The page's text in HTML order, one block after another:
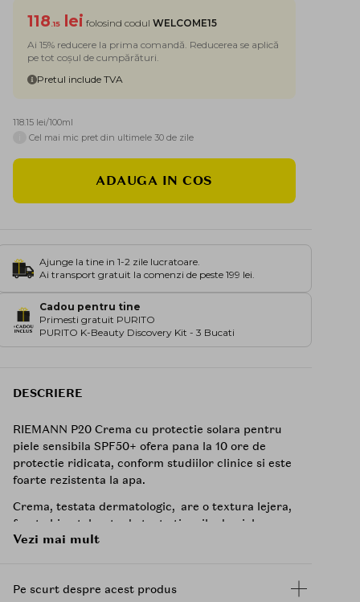
118 .15 lei folosind codul WELCOME15
Ai 15% reducere la prima comandă. Reducerea se aplică
pe tot coșul de cumpărături.
Pretul include TVA
118.15 lei/100ml
Cel mai mic pret din ultimele 30 de zile
ADAUGA IN COS
Ajunge la tine in 1-2 zile lucratoare.
Ai transport gratuit la comenzi de peste 199 lei.
Cadou pentru tine
Primesti gratuit PURITO
PURITO K-Beauty Discovery Kit - 3 Bucati
DESCRIERE
RIEMANN P20 Crema cu protectie solara pentru
piele sensibila SPF50+ ofera pana la 10 ore de
protectie ridicata, conform studiilor clinice si este
foarte rezistenta la apa.
Crema, testata dermatologic, are o textura lejera,
foarte bine tolerata de toate tipurile de piele.
Protectia UVA este mai mult decat dublul
Vezi mai mult
Pe scurt despre acest produs